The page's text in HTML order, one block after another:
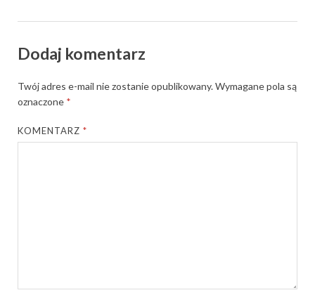
Dodaj komentarz
Twój adres e-mail nie zostanie opublikowany.Wymagane pola są
oznaczone *
KOMENTARZ*